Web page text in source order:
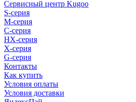
Сервисный центр Kugoo
S-cерия
M-серия
С-серия
HX-серия
X-серия
G-серия
Контакты
Как купить
Условия оплаты
Условия доставки